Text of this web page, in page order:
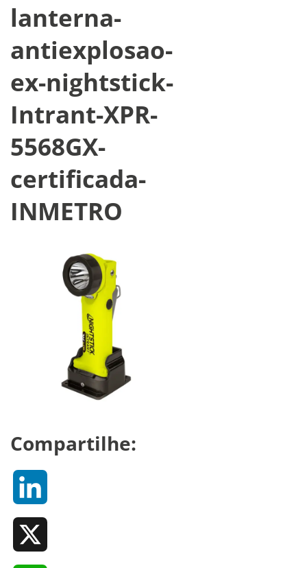
lanterna-
antiexplosao-
ex-nightstick-
Intrant-XPR-
5568GX-
certificada-
INMETRO
Compartilhe: